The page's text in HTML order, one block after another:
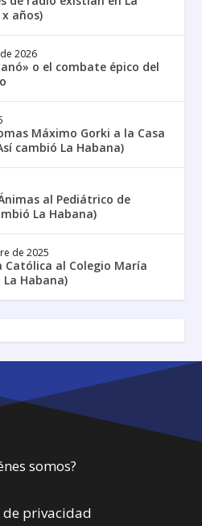
años)
2026
o el combate épico del
Máximo Gorki a la Casa
cambió La Habana)
al Pediátrico de
La Habana)
de 2025
Católica al Colegio María
Habana)
somos?
de privacidad